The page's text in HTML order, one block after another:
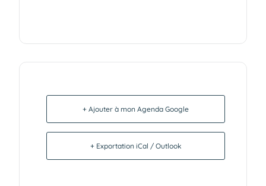
+ Ajouter à mon Agenda Google
+ Exportation iCal / Outlook